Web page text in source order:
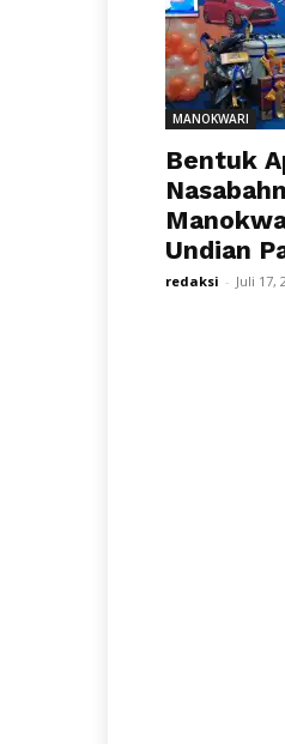
MANOKWARI
Bentuk
Undian
redaksi - Juli 17,